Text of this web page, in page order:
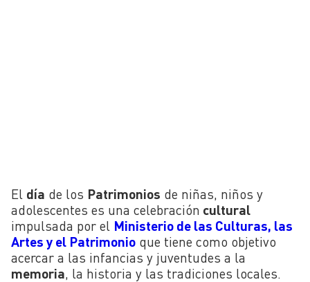
El día de los Patrimonios de niñas, niños y
adolescentes es una celebración cultural
impulsada por el Ministerio de las Culturas, las
Artes y el Patrimonio que tiene como objetivo
acercar a las infancias y juventudes a la
memoria , la historia y las tradiciones locales.